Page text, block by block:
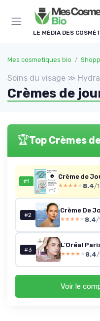
LE MÉDIA DES
Mes cosmetiques bio
Soins du visage ≫
Crèmes de
🏆Top Crèmes
#1
★★★★★
★★★★★ 8.4/
#2
★★★★★
★★★★★ 8.4/
#3
★★★★★
★★★★★ 8.4/
Voir le
Panneau de gestion des